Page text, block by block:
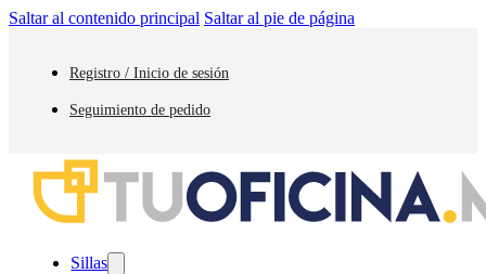
Saltar al contenido principal Saltar al pie de página
Registro / Inicio de sesión
Seguimiento de pedido
Sillas